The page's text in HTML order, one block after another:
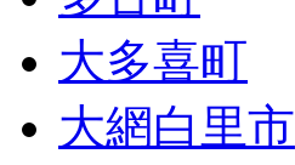
大多喜町
大網白里市